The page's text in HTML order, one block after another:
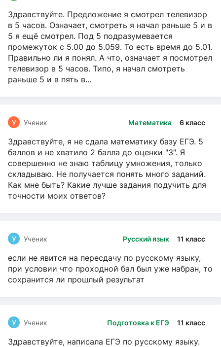
Здравствуйте. Предложение я смотрел телевизор
в 5 часов. Означает, смотреть я начал раньше 5 и в
5 я ещё смотрел. Под 5 подразумевается
промежуток с 5.00 до 5.059. То есть время до 5.01.
Правильно ли я понял. А что, означает я посмотрел
телевизор в 5 часов. Типо, я начал смотреть
раньше 5 и в пять в...
Математика 6 класс
У Ученик
Здравствуйте, я не сдала математику базу ЕГЭ. 5
баллов и не хватило 2 балла до оценки "3". Я
совершенно не знаю таблицу умножения, только
складываю. Не получается понять много заданий.
Как мне быть? Какие лучше задания подучить для
точности моих ответов?
Русский язык 11 класс
У Ученик
если не явится на пересдачу по русскому языку,
при условии что проходной бал был уже набран, то
сохранится ли прошлый результат
Подготовка к ЕГЭ 11 класс
У Ученик
Здравствуйте, написала ЕГЭ по русскому языку.